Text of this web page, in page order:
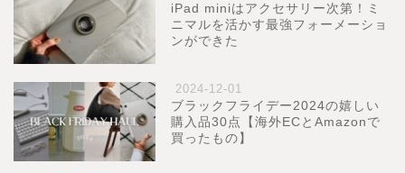
iPad miniはアクセサリー次第！ミ
ニマルを活かす最強フォーメーショ
ンができた
2024-12-01
ブラックフライデー2024の嬉しい
購入品30点【海外ECとAmazonで
買ったもの】